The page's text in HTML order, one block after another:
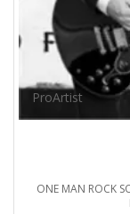
ProArtist
ONE MAN ROCK